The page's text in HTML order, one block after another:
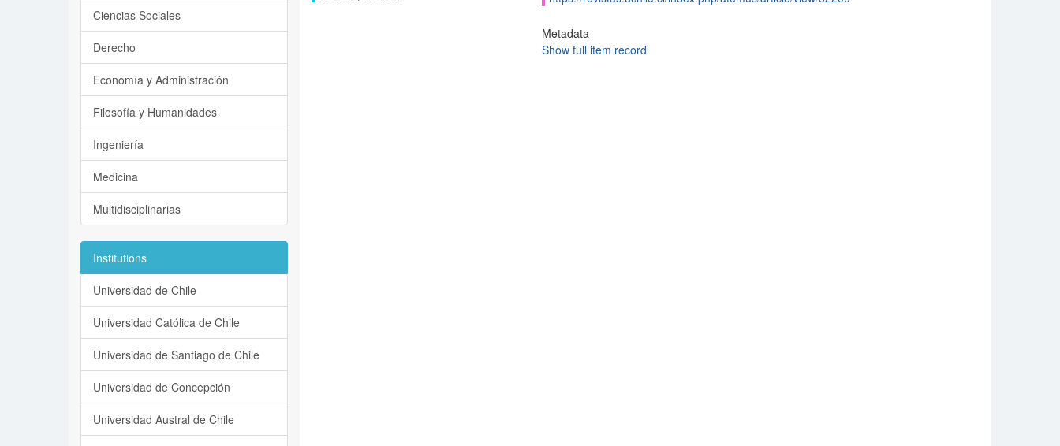
Metadata
Show full item record
Ciencias Sociales
Derecho
Economía y Administración
Filosofía y Humanidades
Ingeniería
Medicina
Multidisciplinarias
Institutions
Universidad de Chile
Universidad Católica de Chile
Universidad de Santiago de Chile
Universidad de Concepción
Universidad Austral de Chile